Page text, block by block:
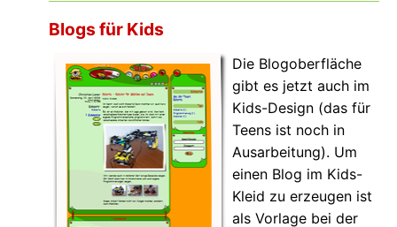
Blogs für Kids
Die Blogoberfläche
gibt es jetzt auch im
Kids-Design (das für
Teens ist noch in
Ausarbeitung). Um
einen Blog im Kids-
Kleid zu erzeugen ist
als Vorlage bei der